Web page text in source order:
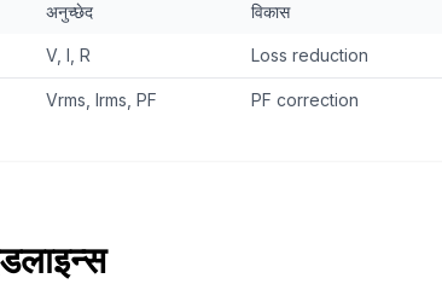
अनुच्छेद विकास
V, I, R Loss reduction
Vrms, Irms, PF PF correction